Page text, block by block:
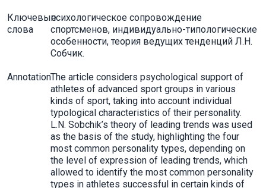
Ключевые
слова
психологическое сопровождение
спортсменов, индивидуально-типологические
особенности, теория ведущих тенденций Л.Н.
Собчик.
AnnotationThe article considers psychological support of
athletes of advanced sport groups in various
kinds of sport, taking into account individual
typological characteristics of their personality.
L.N. Sobchik’s theory of leading trends was used
as the basis of the study, highlighting the four
most common personality types, depending on
the level of expression of leading trends, which
allowed to identify the most common personality
types in athletes successful in certain kinds of